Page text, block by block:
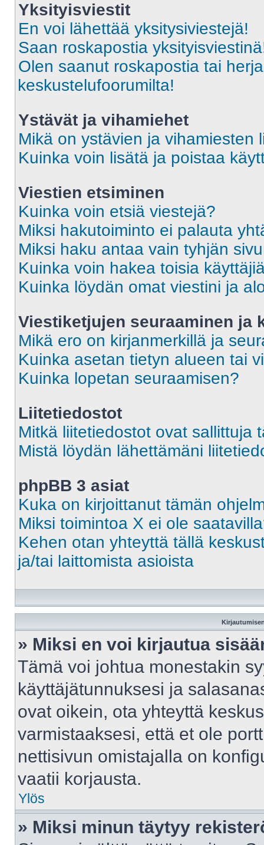
Yksityisviestit
En voi lähettää yksitysiviestejä!
Saan roskapostia
Olen saanut roskapostia tai
keskustelufoorumilta!
Ystävät ja vihamiehet
Mikä on ystävien ja vihamiesten
Kuinka voin lisätä ja poistaa
Viestien etsiminen
Kuinka voin etsiä viestejä?
Miksi hakutoiminto ei palauta
Miksi haku antaa vain tyhjän
Kuinka voin hakea toisia
Kuinka löydän omat viestini ja
Viestiketjujen seuraaminen ja
Mikä ero on kirjanmerkillä ja
Kuinka asetan tietyn alueen tai
Kuinka lopetan seuraamisen?
Liitetiedostot
Mitkä liitetiedostot ovat sallittuja
Mistä löydän lähettämäni
phpBB 3 asiat
Kuka on kirjoittanut tämän
Miksi toimintoa X ei ole
Kehen otan yhteyttä tällä
ja/tai laittomista asioista
» Miksi en voi kirjautua
Tämä voi johtua monestakin
käyttäjätunnuksesi ja
ovat oikein, ota yhteyttä
varmistaaksesi, että et ole
nettisivun omistajalla on
vaatii korjausta.
Ylös
» Miksi minun täytyy